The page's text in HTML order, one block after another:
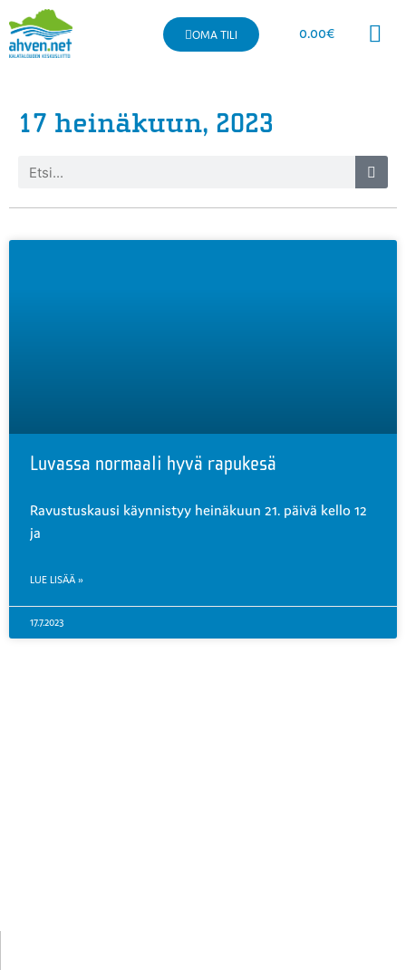
OMA TILI 0.00€
17 heinäkuun, 2023
Luvassa normaali hyvä rapukesä
Ravustuskausi käynnistyy heinäkuun 21. päivä kello 12
ja
LUE LISÄÄ »
17.7.2023